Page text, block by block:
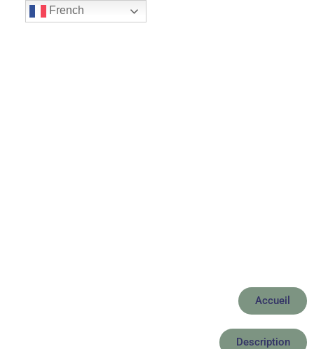
Accueil
Description
French